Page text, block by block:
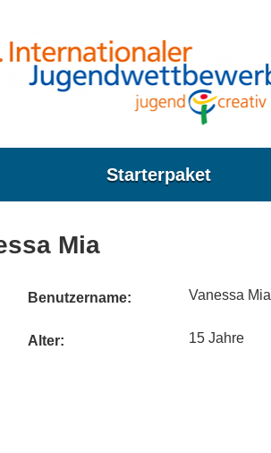
Starterpaket
Mia
Benutzername: Vanessa Mia
Alter: 15 Jahre